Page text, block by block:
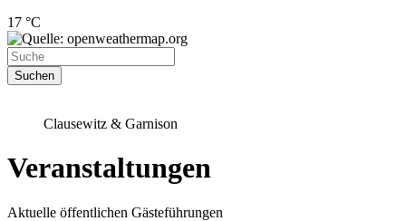
17 °C
Suchen
Clausewitz & Garnison
Veranstaltungen
Aktuelle öffentlichen Gästeführungen